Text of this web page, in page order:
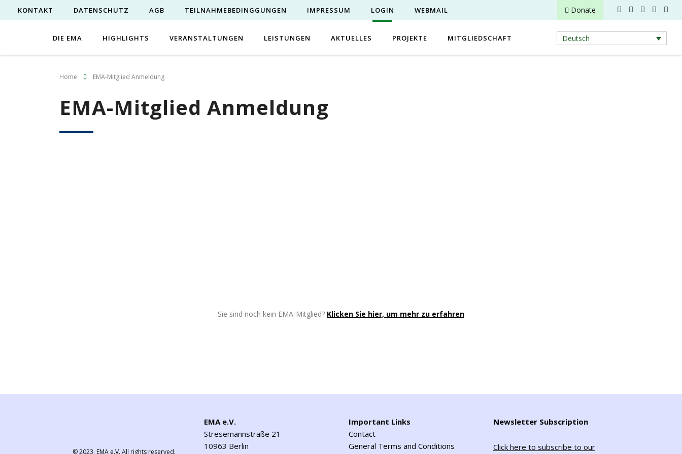
KONTAKT DATENSCHUTZ AGB TEILNAHMEBEDINGGUNGEN IMPRESSUM LOGIN WEBMAIL Donate
DIE EMA HIGHLIGHTS VERANSTALTUNGEN LEISTUNGEN AKTUELLES PROJEKTE MITGLIEDSCHAFT Deutsch
Home EMA-Mitglied Anmeldung
EMA-Mitglied Anmeldung
Sie sind noch kein EMA-Mitglied? Klicken Sie hier, um mehr zu erfahren
© 2023,EMA e.V. All rights reserved.
EMA e.V.
Stresemannstraße 21
10963 Berlin
Important Links
Contact
General Terms and Conditions
Newsletter Subscription
Click here to subscribe to our